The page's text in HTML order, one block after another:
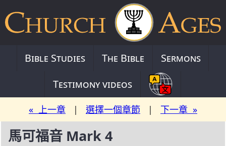
Bible Studies The Bible
Sermons
Testimony videos
« 上一章 | 選擇一個章節 | 下一章 »
馬可福音 Mark 4